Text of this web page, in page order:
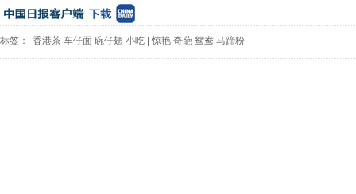
标签： 香港茶 车仔面 碗仔翅 小吃 惊艳 奇葩 鸳鸯 马蹄粉